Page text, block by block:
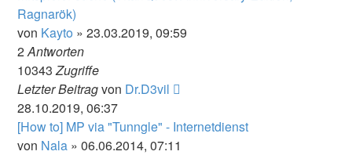
Ragnarök)
von Kayto » 23.03.2019, 09:59
2Antworten
10343Zugriffe
Letzter Beitragvon Dr.D3vil
28.10.2019, 06:37
[How to] MP via "Tunngle" - Internetdienst
von Nala » 06.06.2014, 07:11